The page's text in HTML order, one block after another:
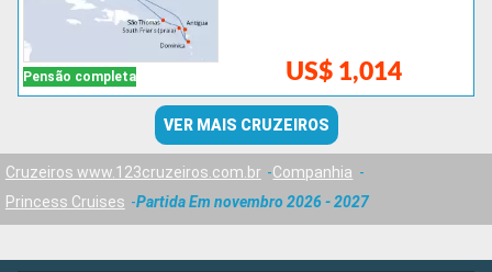
Pensão completa US$ 1,014
VER MAIS CRUZEIROS
Cruzeiros www.123cruzeiros.com.br
Companhia
Princess Cruises
Partida Em novembro 2026 - 2027